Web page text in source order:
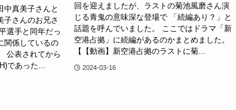
中真美子さんと
子さんのお兄さ
選手と同年だっ
関係しているの
公表されてから
であった...
回を迎えましたが、ラストの菊池風磨さん演
じる青鬼の意味深な登場で 「続編あり？」と
話題を呼んでいました。 ここではドラマ「新
空港占拠」に続編があるのかまとめました。
【【動画】新空港占拠のラストに菊...
2024-03-16